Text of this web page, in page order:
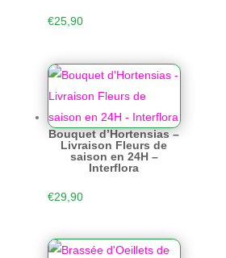
€25,90
Bouquet d’Hortensias –
Livraison Fleurs de
saison en 24H –
Interflora
€29,90